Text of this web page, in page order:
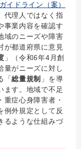
イドライン（案）
代理人ではなく指
事業内容を確認す
域のニーズや障害
が都道府県に意見
」（令和6年4月創
量がニーズに対し
「総量規制 」を導
ます。地域で不足
重症心身障害者・
例外規定として反
るような仕組みづ